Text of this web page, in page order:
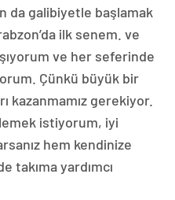
da galibiyetle başlamak
ilk senem. ve
ve her seferinde
Çünkü büyük bir
kazanmamız gerekiyor.
istiyorum, iyi
hem kendinize
takıma yardımcı